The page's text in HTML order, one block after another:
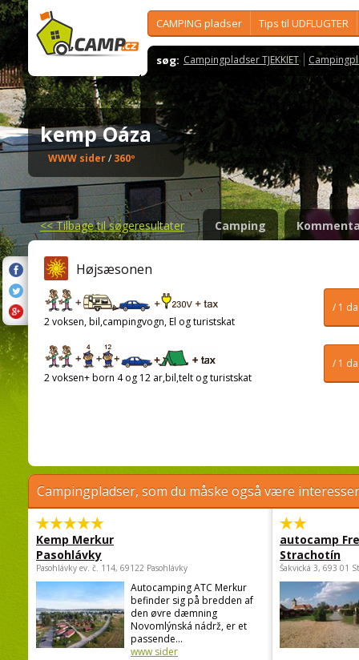
CAMPING pladser Tips til UDFLUGTER
søg: Campingpladser TJEKKIET
kemp Oáza
WWW sider/360º
<<Tilbage til søgeresultater Camping
Højsæsonen
/ 1
2 voksen, bil,campingvogn, El og turistskat
/ 1
2 voksen+ born 4 og 12 ar,bil,telt og turistskat
Campingpladser, som du måske også være
Kemp Merkur
Pasohlávky
Pasohlávky ev. č. 114, 69122 Pasohlávky
Autocamping ATC Merkur
befinder sig på bredden af
den øvre dæmning
Novomlýnská nádrž, er et
passende...
www sider
autocamp
Strachotín
Šakvická 3, 693 01